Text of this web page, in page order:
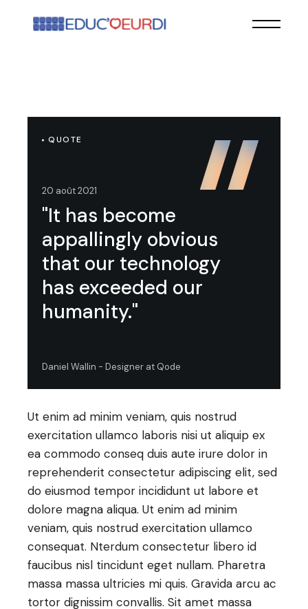
QUOTE
20 août 2021
"It has become
appallingly obvious
that our technology
has exceeded our
humanity."
Daniel Wallin - Designer at Qode
Ut enim ad minim veniam, quis nostrud
exercitation ullamco laboris nisi ut aliquip ex
ea commodo conseq duis aute irure dolor in
reprehenderit consectetur adipiscing elit, sed
do eiusmod tempor incididunt ut labore et
dolore magna aliqua. Ut enim ad minim
veniam, quis nostrud exercitation ullamco
consequat. Nterdum consectetur libero id
faucibus nisl tincidunt eget nullam. Pharetra
massa massa ultricies mi quis. Gravida arcu ac
tortor dignissim convallis. Sit amet massa